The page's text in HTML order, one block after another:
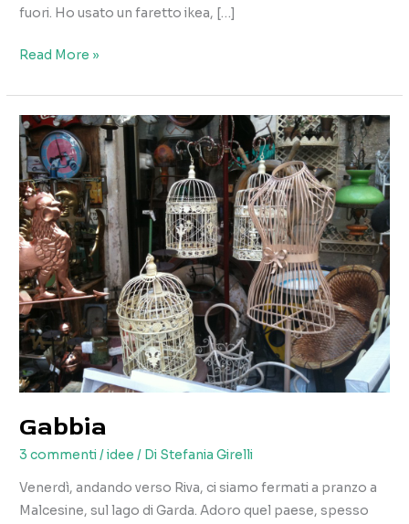
fuori. Ho usato un faretto ikea, […]
Lampada
Read More »
Gabbia
3 commenti/idee / Di Stefania Girelli
Venerdì, andando verso Riva, ci siamo fermati a pranzo a
Malcesine, sul lago di Garda. Adoro quel paese, spesso